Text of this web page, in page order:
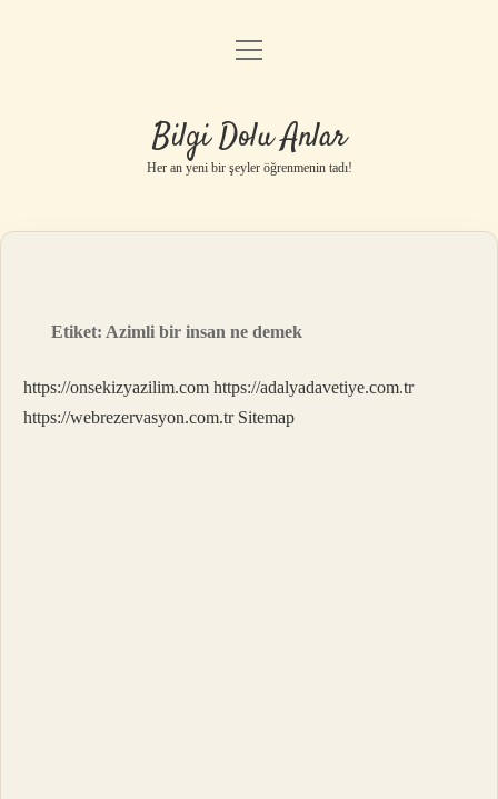
Anasayfa
Yasal Uyarı
menüyü
Bilgi Dolu Anlar
Her an yeni bir şeyler öğrenmenin tadı!
Etiket: Azimli bir insan ne demek
https://onsekizyazilim.com https://adalyadavetiye.com.tr
https://webrezervasyon.com.tr Sitemap